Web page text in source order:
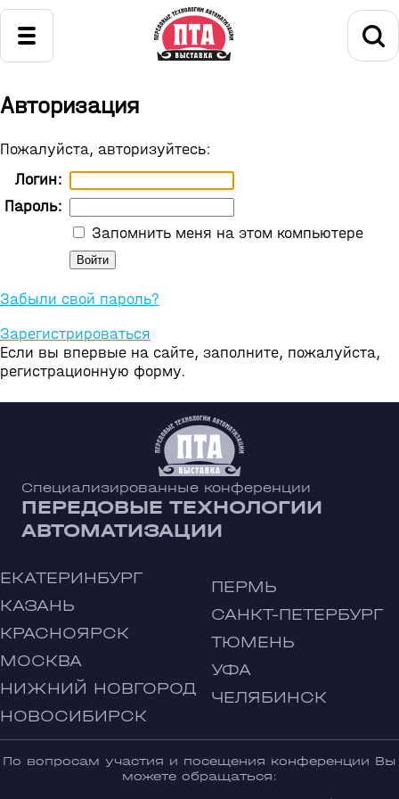
Авторизация
Пожалуйста, авторизуйтесь:
Логин:
Пароль:
Запомнить меня на этом компьютере
Забыли свой пароль?
Зарегистрироваться
Если вы впервые на сайте, заполните, пожалуйста,
регистрационную форму.
Специализированные конференции
ПЕРЕДОВЫЕ ТЕХНОЛОГИИ
АВТОМАТИЗАЦИИ
ЕКАТЕРИНБУРГ
КАЗАНЬ
КРАСНОЯРСК
МОСКВА
НИЖНИЙ НОВГОРОД
НОВОСИБИРСК
ПЕРМЬ
САНКТ-ПЕТЕРБУРГ
ТЮМЕНЬ
УФА
ЧЕЛЯБИНСК
По вопросам участия и посещения конференции Вы
можете обращаться: